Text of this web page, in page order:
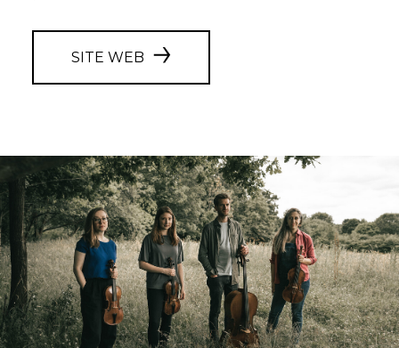
SITE WEB